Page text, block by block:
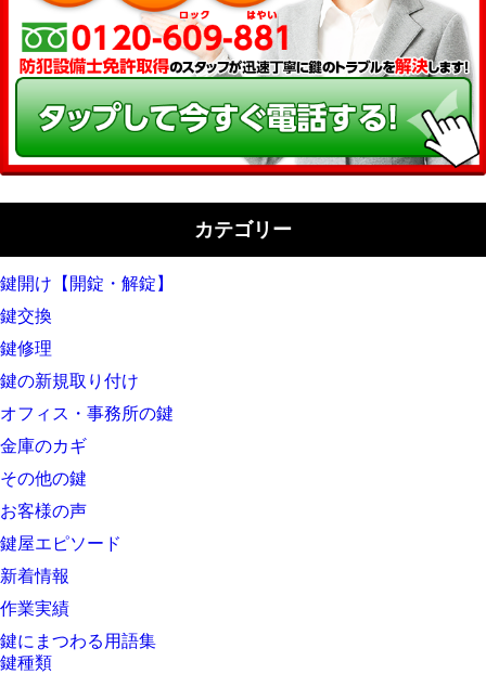
カテゴリー
鍵開け【開錠・解錠】
鍵交換
鍵修理
鍵の新規取り付け
オフィス・事務所の鍵
金庫のカギ
その他の鍵
お客様の声
鍵屋エピソード
新着情報
作業実績
鍵にまつわる用語集
鍵種類